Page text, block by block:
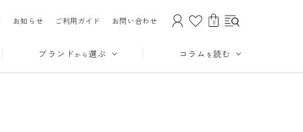
お知らせ ご利用ガイド お問い合わせ 0
ブランド から 選ぶ コラム を読む